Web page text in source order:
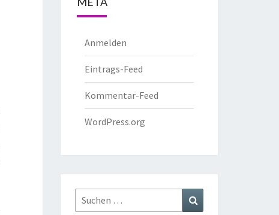
Anmelden
Eintrags-Feed
Kommentar-Feed
WordPress.org